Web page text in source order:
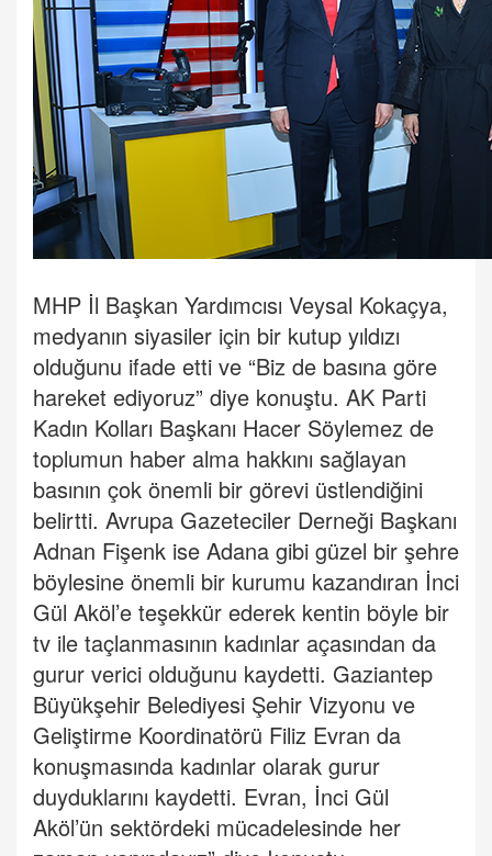
MHP İl Başkan Yardımcısı Veysal Kokaçya,
medyanın siyasiler için bir kutup yıldızı
olduğunu ifade etti ve “Biz de basına göre
hareket ediyoruz” diye konuştu. AK Parti
Kadın Kolları Başkanı Hacer Söylemez de
toplumun haber alma hakkını sağlayan
basının çok önemli bir görevi üstlendiğini
belirtti. Avrupa Gazeteciler Derneği Başkanı
Adnan Fişenk ise Adana gibi güzel bir şehre
böylesine önemli bir kurumu kazandıran İnci
Gül Aköl’e teşekkür ederek kentin böyle bir
tv ile taçlanmasının kadınlar açasından da
gurur verici olduğunu kaydetti. Gaziantep
Büyükşehir Belediyesi Şehir Vizyonu ve
Geliştirme Koordinatörü Filiz Evran da
konuşmasında kadınlar olarak gurur
duyduklarını kaydetti. Evran, İnci Gül
Aköl’ün sektördeki mücadelesinde her